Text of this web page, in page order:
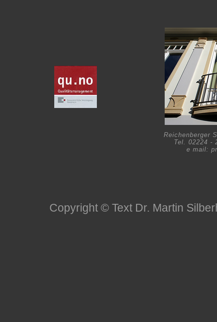
Reichenberger
Tel. 02224 -
e mail:
Copyright © Text Dr. Martin